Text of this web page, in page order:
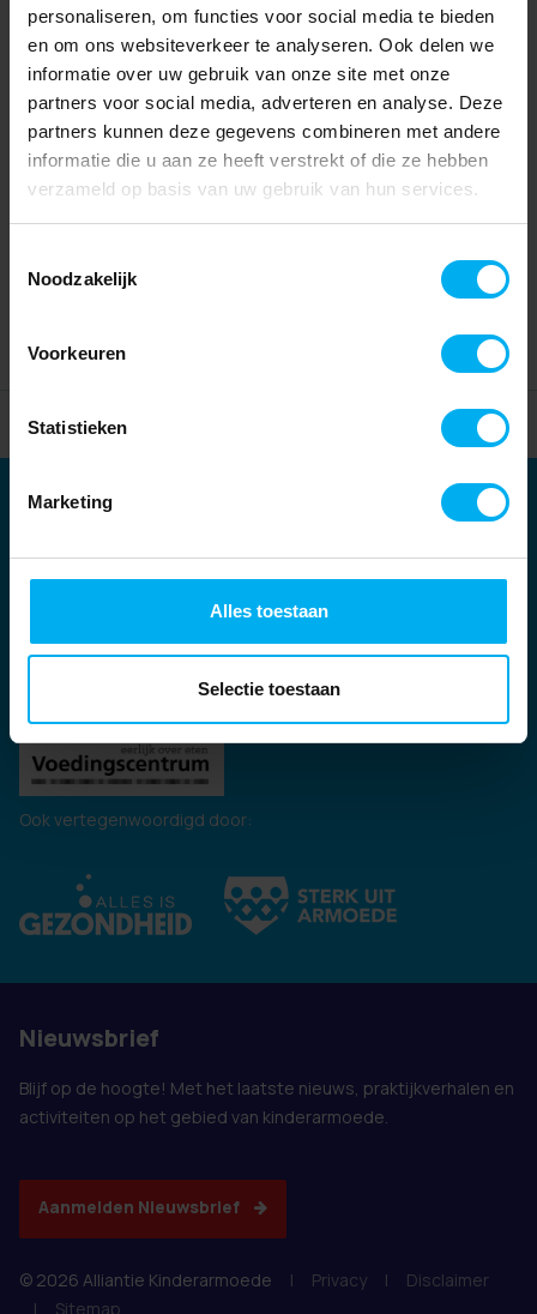
personaliseren, om functies voor social media te bieden
en om ons websiteverkeer te analyseren. Ook delen we
informatie over uw gebruik van onze site met onze
partners voor social media, adverteren en analyse. Deze
partners kunnen deze gegevens combineren met andere
informatie die u aan ze heeft verstrekt of die ze hebben
verzameld op basis van uw gebruik van hun services.
Noodzakelijk
Voorkeuren
Statistieken
Marketing
Alles toestaan
Selectie toestaan
Home Partners
Partners
Kernpartners:
Ook vertegenwoordigd door:
Nieuwsbrief
Blijf op de hoogte! Met het laatste nieuws, praktijkverhalen en
activiteiten op het gebied van kinderarmoede.
Aanmelden Nieuwsbrief
© 2026 Alliantie Kinderarmoede | Privacy |
Disclaimer
|
Sitemap